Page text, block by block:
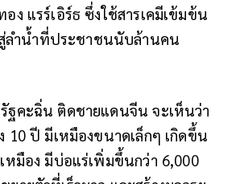
ง แรร์เอิร์ธ ซึ่งใช้สารเคมีเข้มข้น
ลำน้ำที่ประชาชนนับล้านคน
รัฐคะฉิ่น ติดชายแดนจีน จะเห็นว่า
10 ปี มีเหมืองขนาดเล็กๆ เกิดขึ้น
หมือง มีบ่อแร่เพิ่มขึ้นกว่า 6,000